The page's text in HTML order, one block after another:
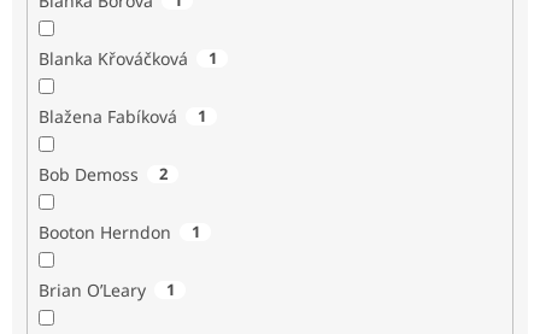
Blanka Křováčková 1
Blažena Fabíková 1
Bob Demoss 2
Booton Herndon 1
Brian O’Leary 1